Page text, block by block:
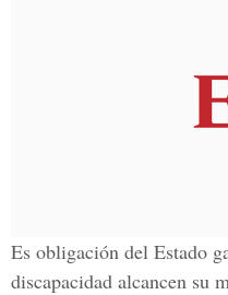
Es obligación del Estado
discapacidad alcancen su